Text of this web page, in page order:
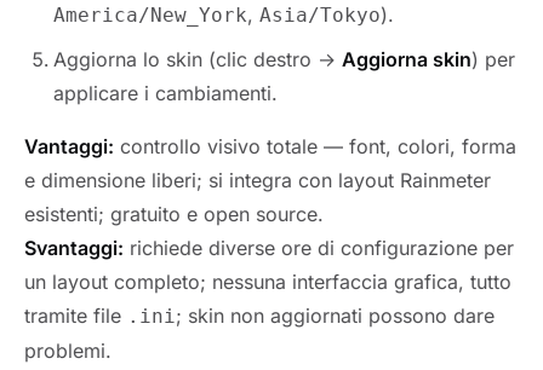
America/New_York, Asia/Tokyo).
Aggiorna lo skin (clic destro → Aggiorna skin) per
applicare i cambiamenti.
Vantaggi: controllo visivo totale — font, colori, forma
e dimensione liberi; si integra con layout Rainmeter
esistenti; gratuito e open source.
Svantaggi: richiede diverse ore di configurazione per
un layout completo; nessuna interfaccia grafica, tutto
tramite file .ini ; skin non aggiornati possono dare
problemi.